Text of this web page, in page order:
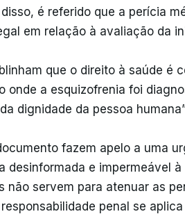
é referido que a perícia
em relação à avaliação da
que o direito à saúde é
onde a esquizofrenia foi
dignidade da pessoa
fazem apelo a uma
desinformada e impermeável
não servem para atenuar as
penal se